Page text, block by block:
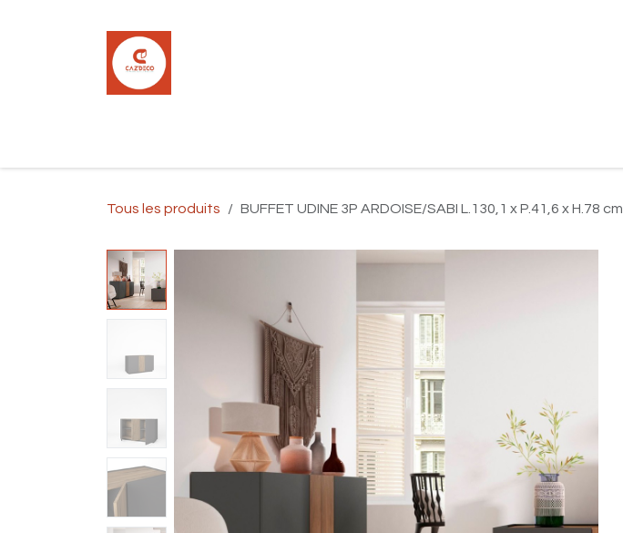
Tous les produits BUFFET UDINE 3P ARDOISE/SABI L.130,1 x P.41,6 x H.78 cm